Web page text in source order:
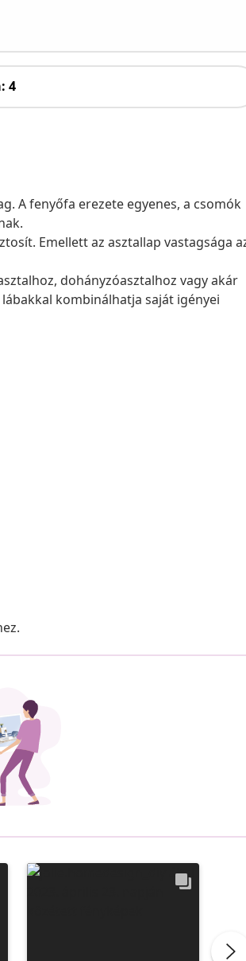
4
A fenyőfa erezete egyenes, a csomók
Emellett az asztallap vastagsága
dohányzóasztalhoz vagy akár
kombinálhatja saját igényei